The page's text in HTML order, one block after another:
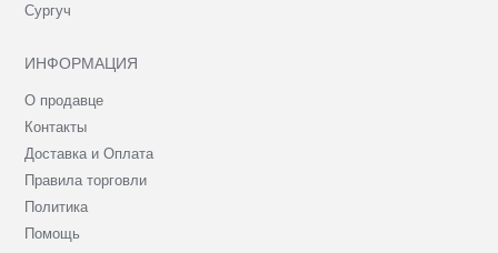
Сургуч
ИНФОРМАЦИЯ
О продавце
Контакты
Доставка и Оплата
Правила торговли
Политика
Помощь